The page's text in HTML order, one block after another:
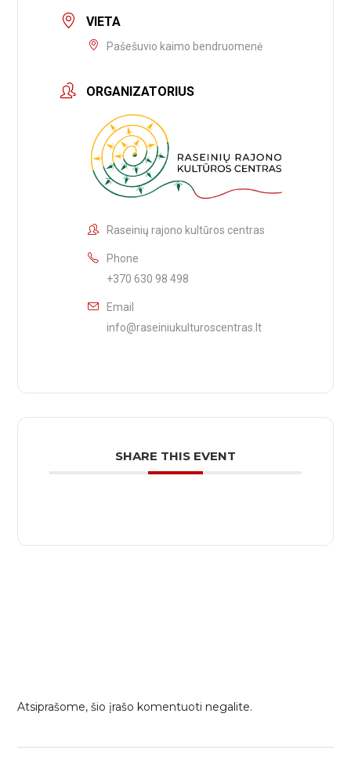
VIETA
Pašešuvio kaimo bendruomenė
ORGANIZATORIUS
Raseinių rajono kultūros centras
Phone
+370 630 98 498
Email
info@raseiniukulturoscentras.lt
SHARE THIS EVENT
Atsiprašome, šio įrašo komentuoti negalite.